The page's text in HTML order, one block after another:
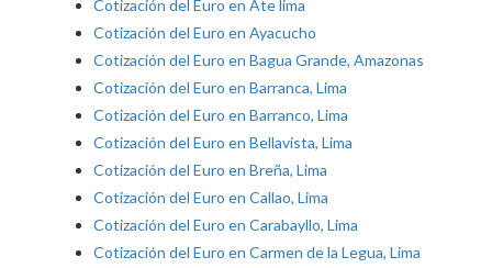
Cotización del Euro en Ate lima
Cotización del Euro en Ayacucho
Cotización del Euro en Bagua Grande, Amazonas
Cotización del Euro en Barranca, Lima
Cotización del Euro en Barranco, Lima
Cotización del Euro en Bellavista, Lima
Cotización del Euro en Breña, Lima
Cotización del Euro en Callao, Lima
Cotización del Euro en Carabayllo, Lima
Cotización del Euro en Carmen de la Legua, Lima